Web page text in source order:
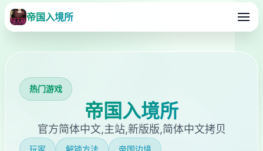
帝国入境所
热门游戏
帝国入境所
官方简体中文,主站,新版版,简体中文拷贝
玩家 解锁方法 帝国边境